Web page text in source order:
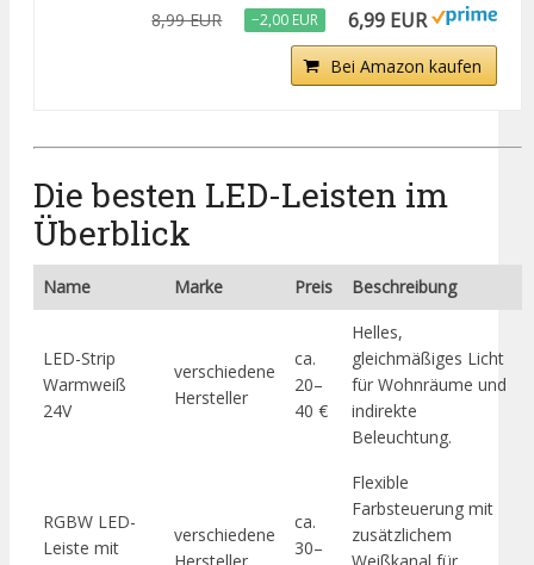
8,99 EUR −2,00 EUR 6,99 EUR
Bei Amazon kaufen
Die besten LED-Leisten im
Überblick
Name Marke Preis Beschreibung
LED-Strip
Warmweiß
24V
verschiedene
Hersteller
ca.
20–
40 €
Helles,
gleichmäßiges Licht
für Wohnräume und
indirekte
Beleuchtung.
RGBW LED-
Leiste mit
verschiedene
ca.
30–
Flexible
Farbsteuerung mit
zusätzlichem